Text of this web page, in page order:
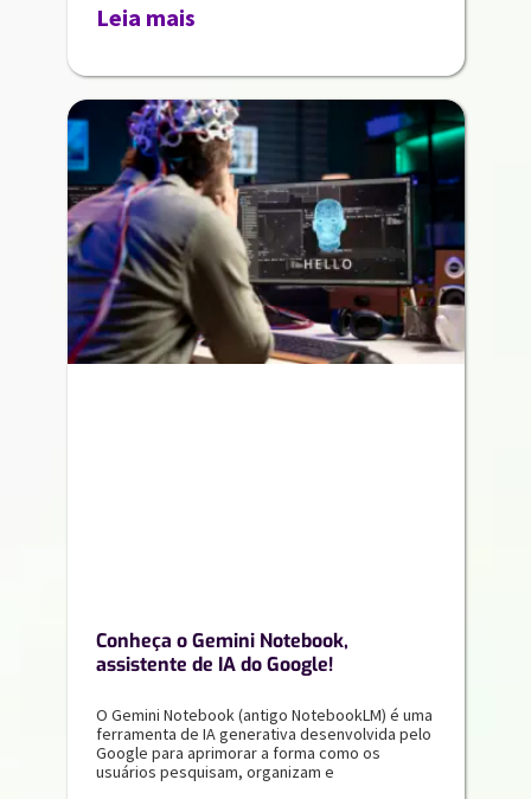
Leia mais
Conheça o Gemini Notebook,
assistente de IA do Google!
O Gemini Notebook (antigo NotebookLM) é uma
ferramenta de IA generativa desenvolvida pelo
Google para aprimorar a forma como os
usuários pesquisam, organizam e